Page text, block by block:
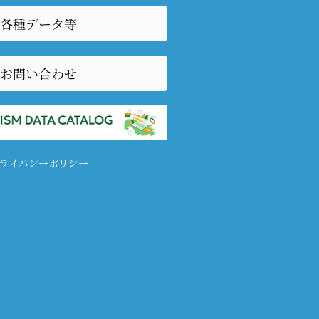
各種データ等
お問い合わせ
イバシーポリシー